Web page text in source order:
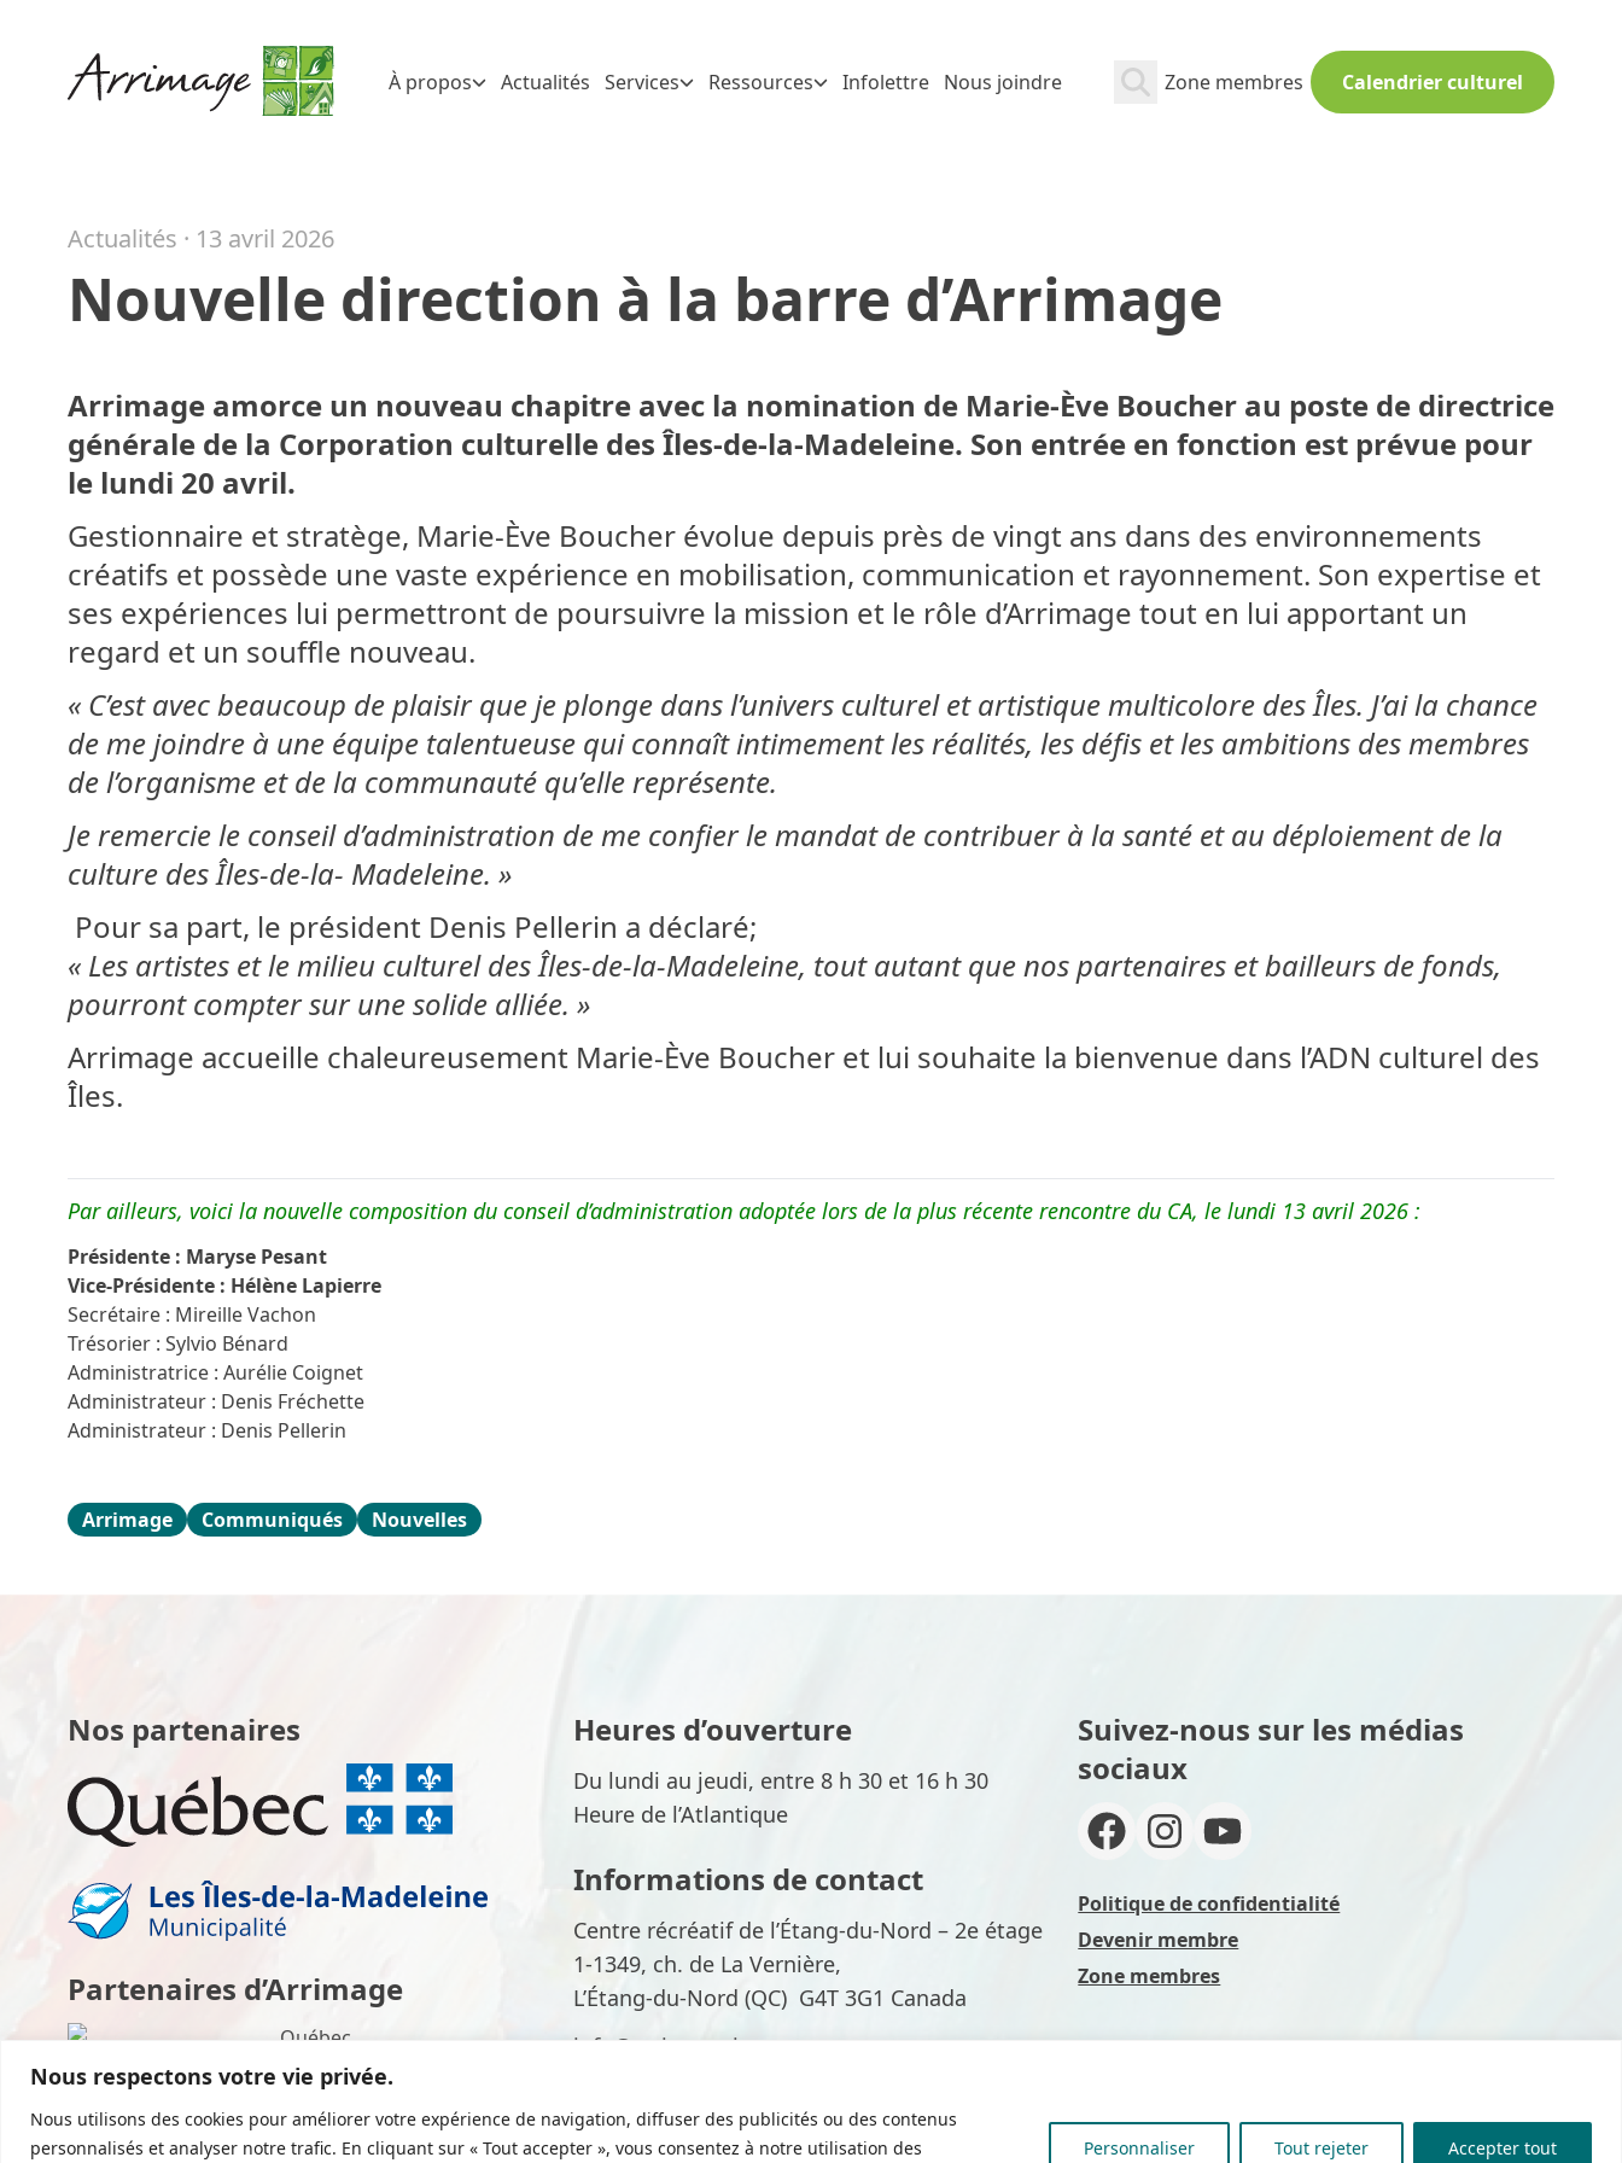
Nous respectons votre vie privée.
Nous utilisons des cookies pour améliorer votre expérience de navigation, diffuser des publicités ou des contenus
personnalisés et analyser notre trafic. En cliquant sur « Tout accepter », vous consentez à notre utilisation des
Personnaliser Tout rejeter Accepter tout
À propos Actualités Services Ressources Infolettre Nous joindre Zone membres Calendrier culturel
Actualités · 13 avril 2026
Nouvelle direction à la barre d’Arrimage
Arrimage amorce un nouveau chapitre avec la nomination de Marie-Ève Boucher au poste de directrice
générale de la Corporation culturelle des Îles-de-la-Madeleine. Son entrée en fonction est prévue pour
le lundi 20 avril.
Gestionnaire et stratège, Marie-Ève Boucher évolue depuis près de vingt ans dans des environnements
créatifs et possède une vaste expérience en mobilisation, communication et rayonnement. Son expertise et
ses expériences lui permettront de poursuivre la mission et le rôle d’Arrimage tout en lui apportant un
regard et un souffle nouveau.
« C’est avec beaucoup de plaisir que je plonge dans l’univers culturel et artistique multicolore des Îles. J’ai la chance
de me joindre à une équipe talentueuse qui connaît intimement les réalités, les défis et les ambitions des membres
de l’organisme et de la communauté qu’elle représente.
Je remercie le conseil d’administration de me confier le mandat de contribuer à la santé et au déploiement de la
culture des Îles-de-la- Madeleine. »
Pour sa part, le président Denis Pellerin a déclaré;
« Les artistes et le milieu culturel des Îles-de-la-Madeleine, tout autant que nos partenaires et bailleurs de fonds,
pourront compter sur une solide alliée. »
Arrimage accueille chaleureusement Marie-Ève Boucher et lui souhaite la bienvenue dans l’ADN culturel des
Îles.
Par ailleurs, voici la nouvelle composition du conseil d’administration adoptée lors de la plus récente rencontre du CA, le lundi 13 avril 2026 :
Présidente : Maryse Pesant
Vice-Présidente : Hélène Lapierre
Secrétaire : Mireille Vachon
Trésorier : Sylvio Bénard
Administratrice : Aurélie Coignet
Administrateur : Denis Fréchette
Administrateur : Denis Pellerin
Arrimage Communiqués Nouvelles
Nos partenaires
Partenaires d’Arrimage
Heures d’ouverture
Du lundi au jeudi, entre 8 h 30 et 16 h 30
Heure de l’Atlantique
Informations de contact
Centre récréatif de l’Étang-du-Nord – 2e étage
1-1349, ch. de La Vernière,
L’Étang-du-Nord (QC) G4T 3G1 Canada
info@arrimage-im.qc.ca
Suivez-nous sur les médias
sociaux
Politique de confidentialité
Devenir membre
Zone membres